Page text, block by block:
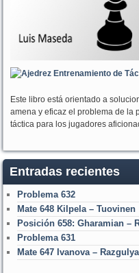
Este libro está orientado a
amena y eficaz el problema de la
táctica para los jugadores
Entradas recientes
Problema 632
Mate 648 Kilpela – Tuovinen
Posición 658: Gharamian –
Problema 631
Mate 647 Ivanova –